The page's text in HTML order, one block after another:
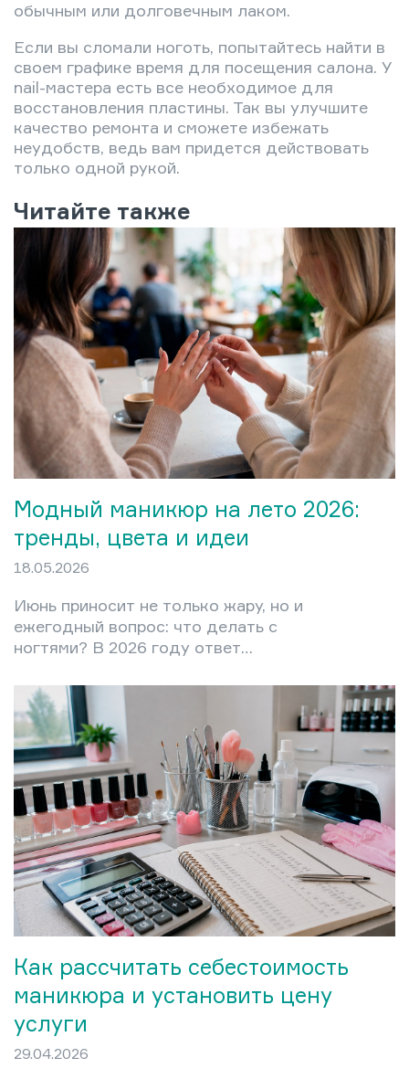
обычным или долговечным лаком.
Если вы сломали ноготь, попытайтесь найти в
своем графике время для посещения салона. У
nail-мастера есть все необходимое для
восстановления пластины. Так вы улучшите
качество ремонта и сможете избежать
неудобств, ведь вам придется действовать
только одной рукой.
Читайте также
Модный маникюр на лето 2026:
тренды, цвета и идеи
18.05.2026
Июнь приносит не только жару, но и
ежегодный вопрос: что делать с
ногтями? В 2026 году ответ
Никакого визуального перегруза,
никакого навязчивого декора на
каждом ноготке. Модный маникюр
этого лета строится на трёх
принципах: чистота формы, живой
цвет и лёгкость покрытия.
Как рассчитать себестоимость
маникюра и установить цену
услуги
29.04.2026